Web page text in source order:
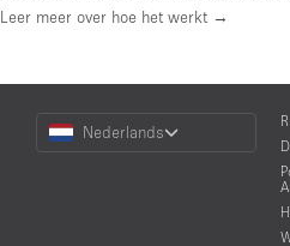
Leer meer over hoe het werkt →
Choose
Language
Nederlands